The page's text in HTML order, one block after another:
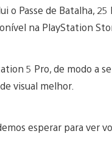
o Passe de Batalha,
na PlayStation
5 Pro, de modo a
visual melhor.
esperar para ver